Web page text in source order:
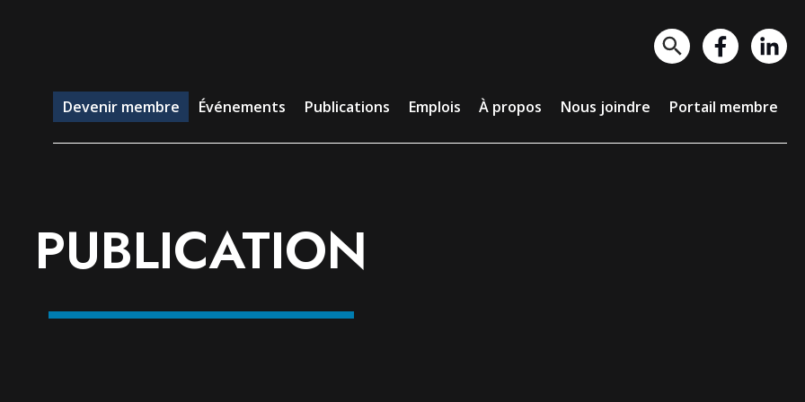
membre Événements Publications Emplois À propos Nous joindre Portail membre